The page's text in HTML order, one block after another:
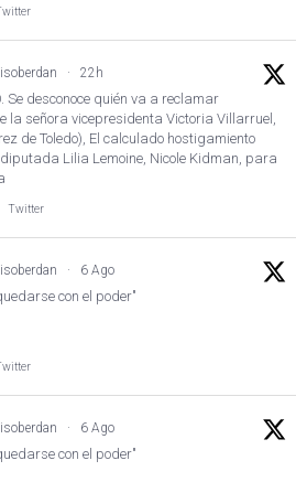
· 22h
Se desconoce quién va a reclamar
la señora vicepresidenta Victoria Villarruel,
de Toledo), El calculado hostigamiento
Lilia Lemoine, Nicole Kidman, para
Twitter
· 6 Ago
con el poder"
· 6 Ago
con el poder"